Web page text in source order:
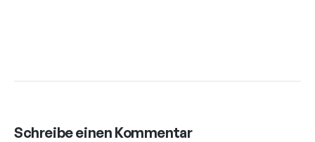
Schreibe einen Kommentar